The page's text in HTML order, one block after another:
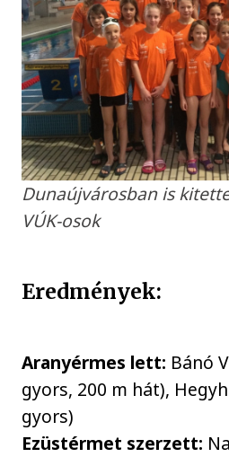
Dunaújvárosban is
VÚK-osok
Eredmények:
Aranyérmes lett: Bánó
gyors, 200 m hát),
gyors)
Ezüstérmet szerzett: